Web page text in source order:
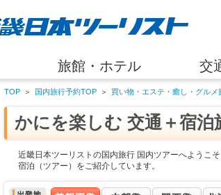
旅館・ホテル 交
TOP ＞ 国内旅行予約TOP ＞ 買い物・エステ・癒し・グルメ
かにを楽しむ 交通＋宿泊
近畿日本ツーリストの国内旅行 国内ツアーへようこ
宿泊（ツアー）をご紹介しています。